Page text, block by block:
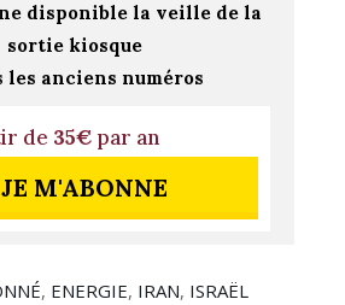
disponible la veille de la
sortie kiosque
les anciens numéros
de 35€par an
M'ABONNE
, ENERGIE, IRAN, ISRAËL